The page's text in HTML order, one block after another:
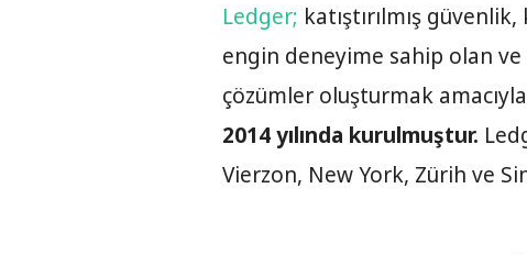
Ledger; katıştırılmış
engin deneyime sahip olan
çözümler oluşturmak
2014 yılında kurulmuştur.
Vierzon, New York, Zürih ve